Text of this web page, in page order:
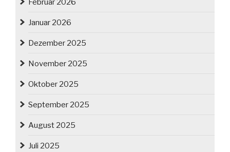
Januar 2026
Dezember 2025
November 2025
Oktober 2025
September 2025
August 2025
Juli 2025